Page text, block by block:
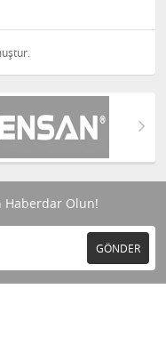
Haberdar Olun!
GÖNDER